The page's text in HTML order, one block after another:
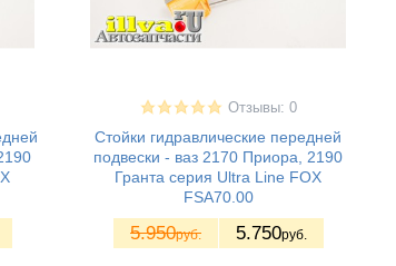
Отзывы: 0
Стойки гидравлические передней
подвески - ваз 2170 Приора, 2190
Гранта серия Ultra Line FOX
FSA70.00
5.950руб. 5.750руб.